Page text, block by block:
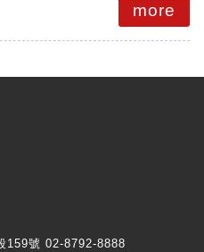
more
159號 02-8792-8888